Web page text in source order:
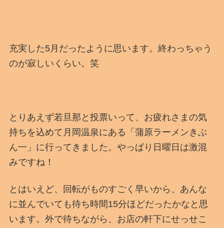
充実した5月だったように思います。終わっちゃう
のが寂しいくらい。笑
とりあえず若旦那と投票いって、お疲れさまの気
持ちを込めて月岡温泉にある「蒲原ラーメンきぶ
ん一」に行ってきました。やっぱり日曜日は激混
みですね！
とはいえど、回転がものすごく早いから、あんな
に並んでいても待ち時間15分ほどだったかなと思
います。外で待ちながら、お店の軒下にせっせこ